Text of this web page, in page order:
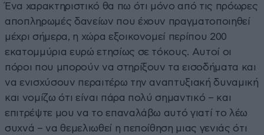
Ένα χαρακτηριστικό θα πω ότι μόνο από τις πρόωρες
αποπληρωμές δανείων που έχουν πραγματοποιηθεί
μέχρι σήμερα, η χώρα εξοικονομεί περίπου 200
εκατομμύρια ευρώ ετησίως σε τόκους. Αυτοί οι
πόροι που μπορούν να στηρίξουν τα εισοδήματα και
να ενισχύσουν περαιτέρω την αναπτυξιακή δυναμική
και νομίζω ότι είναι πάρα πολύ σημαντικό – και
επιτρέψτε μου να το επαναλάβω αυτό γιατί το λέω
συχνά – να θεμελιωθεί η πεποίθηση μιας γενιάς ότι